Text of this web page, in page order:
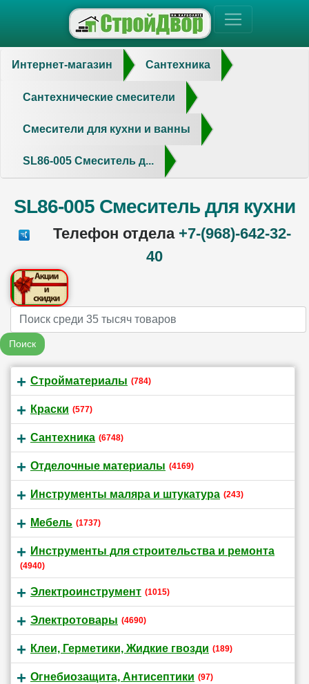
Интернет-магазин Сантехника
Сантехнические смесители
Смесители для кухни и ванны
SL86-005 Смеситель д...
SL86-005 Смеситель для кухни
Телефон отдела +7-(968)-642-32-
40
Name
Поиск
Стройматериалы (784)
Краски (577)
Сантехника (6748)
Отделочные материалы (4169)
Инструменты маляра и штукатура (243)
Мебель (1737)
Инструменты для строительства и ремонта
(4940)
Электроинструмент (1015)
Электротовары (4690)
Клеи, Герметики, Жидкие гвозди (189)
Огнебиозащита, Антисептики (97)